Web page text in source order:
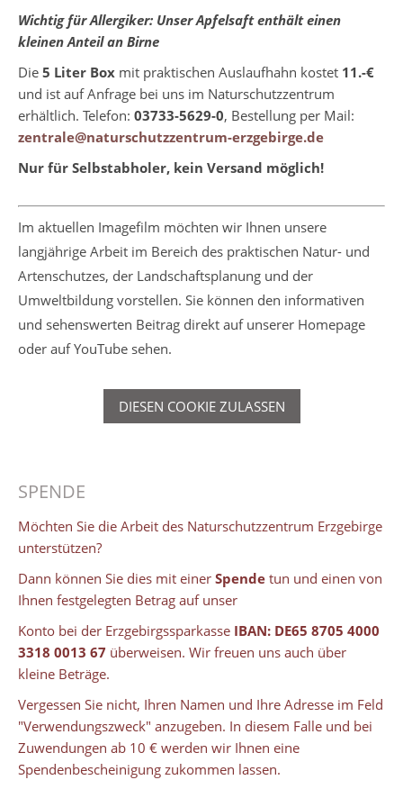
Wichtig für Allergiker: Unser Apfelsaft enthält einen
kleinen Anteil an Birne
Die 5 Liter Box mit praktischen Auslaufhahn kostet 11.-€
und ist auf Anfrage bei uns im Naturschutzzentrum
erhältlich. Telefon: 03733-5629-0, Bestellung per Mail:
zentrale@naturschutzzentrum-erzgebirge.de
Nur für Selbstabholer, kein Versand möglich!
Im aktuellen Imagefilm möchten wir Ihnen unsere
langjährige Arbeit im Bereich des praktischen Natur- und
Artenschutzes, der Landschaftsplanung und der
Umweltbildung vorstellen. Sie können den informativen
und sehenswerten Beitrag direkt auf unserer Homepage
oder auf YouTube sehen.
DIESEN COOKIE ZULASSEN
SPENDE
Möchten Sie die Arbeit des Naturschutzzentrum Erzgebirge
unterstützen?
Dann können Sie dies mit einer Spende tun und einen von
Ihnen festgelegten Betrag auf unser
Konto bei der Erzgebirgssparkasse IBAN: DE65 8705 4000
3318 0013 67 überweisen. Wir freuen uns auch über
kleine Beträge.
Vergessen Sie nicht, Ihren Namen und Ihre Adresse im Feld
"Verwendungszweck" anzugeben. In diesem Falle und bei
Zuwendungen ab 10 € werden wir Ihnen eine
Spendenbescheinigung zukommen lassen.